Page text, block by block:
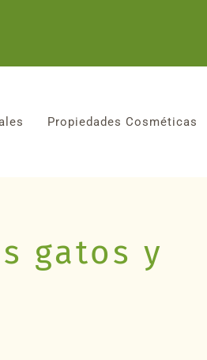
Propiedades Cosméticas
gatos y